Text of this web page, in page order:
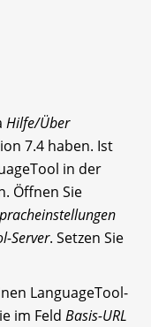
Hilfe/Über
7.4 haben. Ist
in der
Öffnen Sie
Server. Setzen Sie
LanguageTool-
im Feld Basis-URL